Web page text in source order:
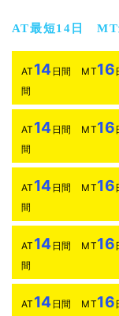
AT最短14日 MT
AT 14日間 MT16
間
AT 14日間 MT16
間
AT 14日間 MT16
間
AT 14日間 MT16
間
AT 14日間 MT16